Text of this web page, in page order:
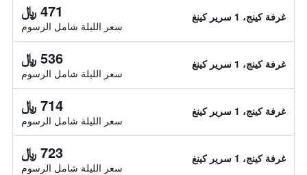
غرفة كينج، 1 سرير كينغ 471 ﷼
سعر الليلة شامل الرسوم
غرفة كينج، 1 سرير كينغ 536 ﷼
سعر الليلة شامل الرسوم
غرفة كينج، 1 سرير كينغ 714 ﷼
سعر الليلة شامل الرسوم
غرفة كينج، 1 سرير كينغ 723 ﷼
سعر الليلة شامل الرسوم